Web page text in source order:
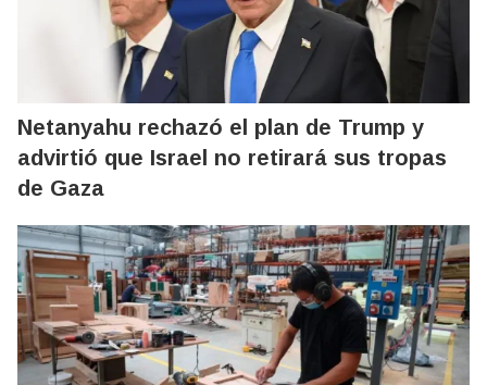
Netanyahu rechazó el plan de Trump y
advirtió que Israel no retirará sus tropas
de Gaza